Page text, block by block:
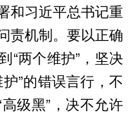
和习近平总书记重
责机制。要以正确
“两个维护”，坚决
”的错误言行，不
级黑”，决不允许